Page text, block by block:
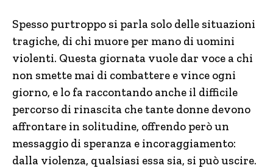
Spesso purtroppo si parla solo delle situazioni
tragiche, di chi muore per mano di uomini
violenti. Questa giornata vuole dar voce a chi
non smette mai di combattere e vince ogni
giorno, e lo fa raccontando anche il difficile
percorso di rinascita che tante donne devono
affrontare in solitudine, offrendo però un
messaggio di speranza e incoraggiamento:
dalla violenza, qualsiasi essa sia, si può uscire.